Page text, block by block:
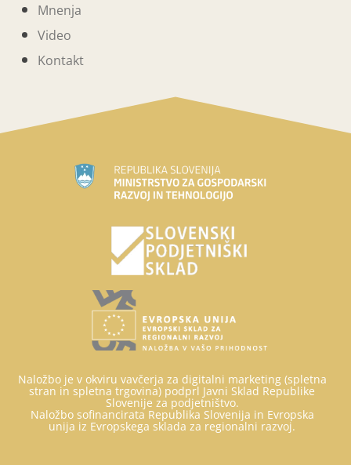
Mnenja
Video
Kontakt
Naložbo je v okviru vavčerja za digitalni marketing (spletna
stran in spletna trgovina) podprl Javni Sklad Republike
Slovenije za podjetništvo.
Naložbo sofinancirata Republika Slovenija in Evropska
unija iz Evropskega sklada za regionalni razvoj.